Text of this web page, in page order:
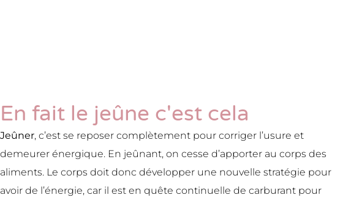
En fait le jeûne c'est cela
Jeûner, c’est se reposer complètement pour corriger l’usure et
demeurer énergique. En jeûnant, on cesse d’apporter au corps des
aliments. Le corps doit donc développer une nouvelle stratégie pour
avoir de l’énergie, car il est en quête continuelle de carburant pour